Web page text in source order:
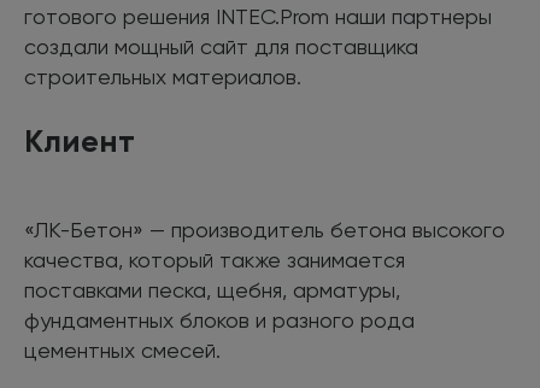
готового решения INTEC.Prom наши партнеры
создали мощный сайт для поставщика
строительных материалов.
Клиент
«ЛК-Бетон» — производитель бетона высокого
качества, который также занимается
поставками песка, щебня, арматуры,
фундаментных блоков и разного рода
цементных смесей.